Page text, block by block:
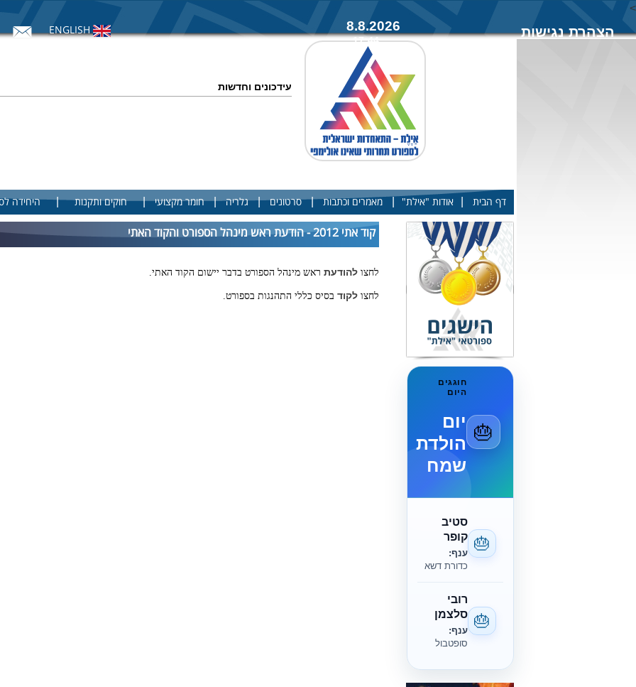
<
ENGLISH
8.8.2026
17:44
הצהרת נגישות
עידכונים וחדשות
דף הבית אודות "אילת" מאמרים וכתבות | סרטונים | גלריה | חומר מקצועי | חוקים ותקנות | היחידה
🎂
חוגגים
היום
יום
הולדת
שמח
🎂
סטיב
קופר
ענף:
כדורת דשא
🎂
רובי
סלצמן
ענף:
סופטבול
קוד אתי 2012 - הודעת ראש מינהל הספורט והקוד האתי
לחצו להודעת ראש מינהל הספורט בדבר יישום הקוד האתי.
לחצו לקוד בסיס כללי התהנגות בספורט.